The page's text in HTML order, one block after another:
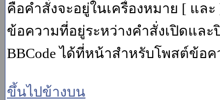
คือคำสั่งจะอยู่ในเครื่องหมาย [ แล
ข้อความที่อยู่ระหว่างคำสั่งเปิดแล
BBCode ได้ที่หน้าสำหรับโพสต์ข้อค
ขึ้นไปข้างบน